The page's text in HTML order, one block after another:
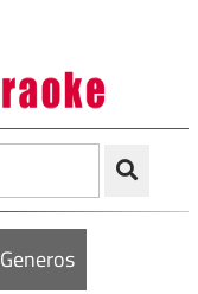
Generos